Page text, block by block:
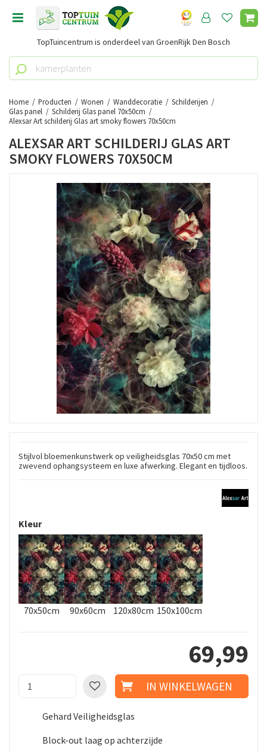
Home Producten Wonen Wanddecoratie
Schilderijen
Glas panel
Schilderij Glas panel 70x50cm
Alexsar Art schilderij Glas art smoky flowers 70x50cm
TopTuincentrum is onderdeel van GroenRijk Den Bosch
ALEXSAR ART SCHILDERIJ GLAS ART
SMOKY FLOWERS 70X50CM
Stijlvol bloemenkunstwerk op veiligheidsglas 70x50 cm met
zwevend ophangsysteem en luxe afwerking. Elegant en tijdloos.
Kleur
70x50cm 90x60cm 120x80cm 150x100cm
69,99
Gehard Veiligheidsglas
Block-out laag op achterzijde